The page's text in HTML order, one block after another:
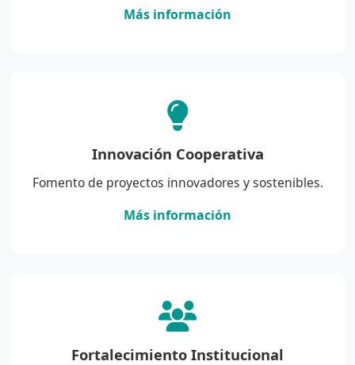
Más información
Innovación Cooperativa
Fomento de proyectos innovadores y sostenibles.
Más información
Fortalecimiento Institucional